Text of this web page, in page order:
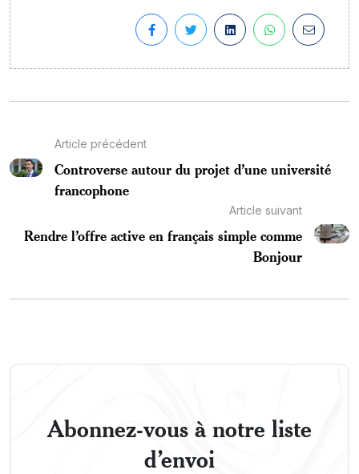
Article précédent
Controverse autour du projet d’une université
francophone
Article suivant
Rendre l’offre active en français simple comme
Bonjour
Abonnez-vous à notre liste
d’envoi